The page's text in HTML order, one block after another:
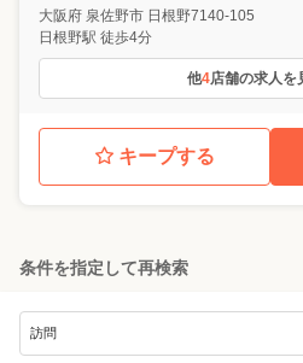
大阪府 泉佐野市 日根野7140-105
日根野駅 徒歩4分
他4店舗の求人を
キープする
条件を指定して再検索
訪問